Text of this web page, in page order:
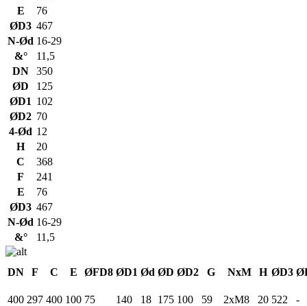
E
76
ØD3 467
N-Ød 16-29
&°
11,5
DN
350
ØD
125
ØD1 102
ØD2 70
4-Ød 12
H
20
C
368
F
241
E
76
ØD3 467
N-Ød 16-29
&°
11,5
DN F C E ØFD8 ØD1 Ød ØD ØD2 G NxM H ØD3
400 297 400 100 75 140 18 175 100 59 2xM8 20 522 -